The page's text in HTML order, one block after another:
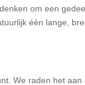
om een
één lange,
We raden het